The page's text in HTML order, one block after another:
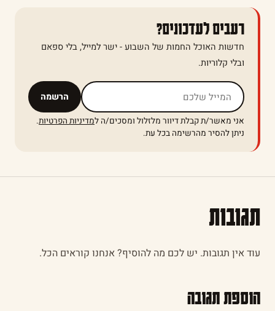
רעבים לעדכונים?
חדשות האוכל החמות של השבוע - ישר למייל, בלי ספאם
ובלי קלוריות.
הרשמה אל תמלאו שדה זה
אני מאשר/ת קבלת דיוור מלזלול ומסכים/ה למדיניות הפרטיות.
ניתן להסיר מהרשימה בכל עת.
תגובות
עוד אין תגובות. יש לכם מה להוסיף? אנחנו קוראים הכל.
הוספת תגובה